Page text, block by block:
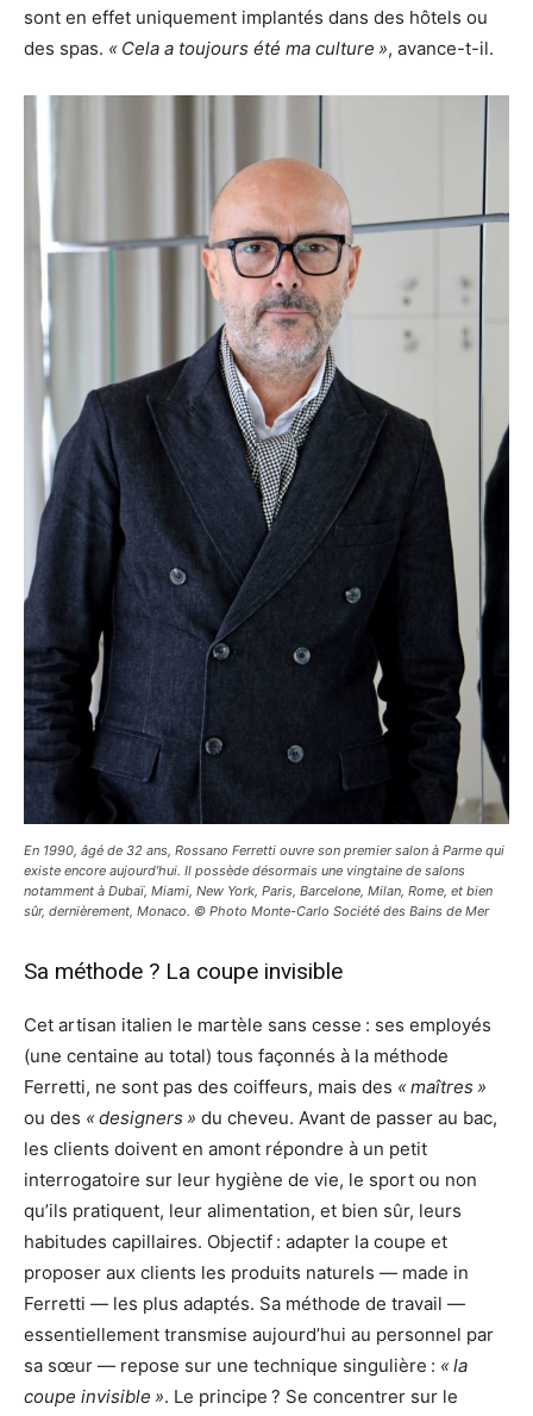
sont en effet uniquement implantés dans des hôtels ou
des spas. « Cela a toujours été ma culture », avance-t-il.
En 1990, âgé de 32 ans, Rossano Ferretti ouvre son premier salon à Parme qui
existe encore aujourd’hui. Il possède désormais une vingtaine de salons
notamment à Dubaï, Miami, New York, Paris, Barcelone, Milan, Rome, et bien
sûr, dernièrement, Monaco. © Photo Monte-Carlo Société des Bains de Mer
Sa méthode ? La coupe invisible
Cet artisan italien le martèle sans cesse : ses employés
(une centaine au total) tous façonnés à la méthode
Ferretti, ne sont pas des coiffeurs, mais des « maîtres »
ou des « designers » du cheveu. Avant de passer au bac,
les clients doivent en amont répondre à un petit
interrogatoire sur leur hygiène de vie, le sport ou non
qu’ils pratiquent, leur alimentation, et bien sûr, leurs
habitudes capillaires. Objectif : adapter la coupe et
proposer aux clients les produits naturels — made in
Ferretti — les plus adaptés. Sa méthode de travail —
essentiellement transmise aujourd’hui au personnel par
sa sœur — repose sur une technique singulière : « la
coupe invisible ». Le principe ? Se concentrer sur le